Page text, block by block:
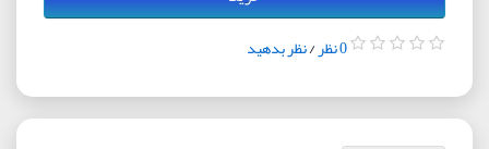
0 نظر /نظر بدهید